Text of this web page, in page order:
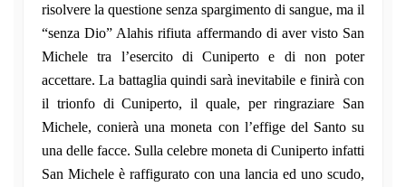
risolvere la questione senza spargimento di sangue, ma il
“senza Dio” Alahis rifiuta affermando di aver visto San
Michele tra l’esercito di Cuniperto e di non poter
accettare. La battaglia quindi sarà inevitabile e finirà con
il trionfo di Cuniperto, il quale, per ringraziare San
Michele, conierà una moneta con l’effige del Santo su
una delle facce. Sulla celebre moneta di Cuniperto infatti
San Michele è raffigurato con una lancia ed uno scudo,